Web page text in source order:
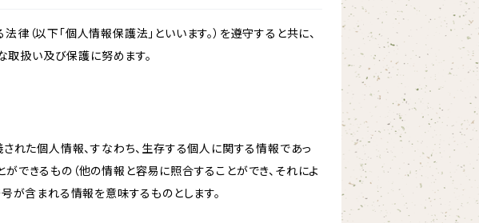
（以下「個人情報保護法」といいます。）を遵守すると共に、
取扱い及び保護に努めます。
れた個人情報、すなわち、生存する個人に関する情報であっ
できるもの（他の情報と容易に照合することができ、それによ
が含まれる情報を意味するものとします。